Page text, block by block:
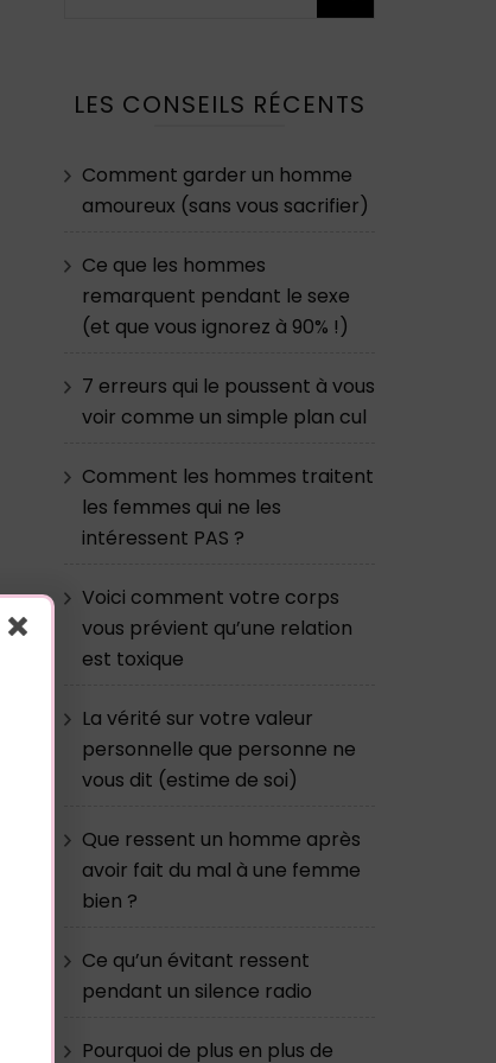
LES CONSEILS RÉCENTS
Comment garder un homme
amoureux (sans vous sacrifier)
Ce que les hommes
remarquent pendant le sexe
(et que vous ignorez à 90% !)
7 erreurs qui le poussent à vous
voir comme un simple plan cul
Comment les hommes traitent
les femmes qui ne les
intéressent PAS ?
Voici comment votre corps
vous prévient qu’une relation
est toxique
La vérité sur votre valeur
personnelle que personne ne
vous dit (estime de soi)
Que ressent un homme après
avoir fait du mal à une femme
bien ?
Ce qu’un évitant ressent
pendant un silence radio
Pourquoi de plus en plus de